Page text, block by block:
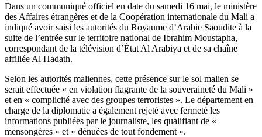
Dans un communiqué officiel en date du samedi 16 mai, le ministère
des Affaires étrangères et de la Coopération internationale du Mali a
indiqué avoir saisi les autorités du Royaume d’Arabie Saoudite à la
suite de l’entrée sur le territoire national de Ibrahim Moustapha,
correspondant de la télévision d’État Al Arabiya et de sa chaîne
affiliée Al Hadath.
Selon les autorités maliennes, cette présence sur le sol malien se
serait effectuée « en violation flagrante de la souveraineté du Mali »
et en « complicité avec des groupes terroristes ». Le département en
charge de la diplomatie a également rejeté avec fermeté les
informations publiées par le journaliste, les qualifiant de «
mensongères » et « dénuées de tout fondement ».